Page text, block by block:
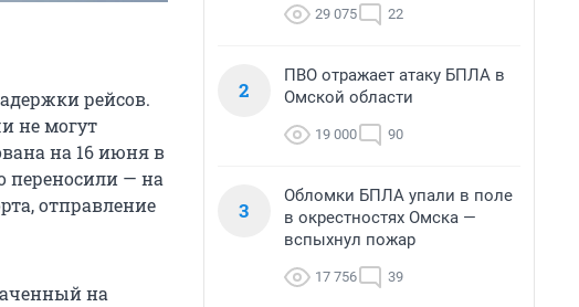
рейсов.
не могут
на 16 июня в
переносили — на
отправление
на
29 075 22
2
ПВО отражает атаку БПЛА в
Омской области
19 000 90
3
Обломки БПЛА упали в поле
в окрестностях Омска —
вспыхнул пожар
17 756 39